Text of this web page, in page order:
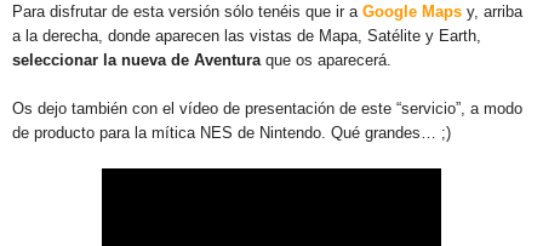
Para disfrutar de esta versión sólo tenéis que ir a Google Maps y, arriba
a la derecha, donde aparecen las vistas de Mapa, Satélite y Earth,
seleccionar la nueva de Aventuraque os aparecerá.
Os dejo también con el vídeo de presentación de este “servicio”, a modo
de producto para la mítica NES de Nintendo. Qué grandes… ;)